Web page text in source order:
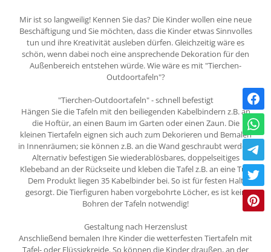
Mir ist so langweilig! Kennen Sie das? Die Kinder wollen eine neue
Beschäftigung und Sie möchten, dass die Kinder etwas Sinnvolles
tun und ihre Kreativität ausleben dürfen. Gleichzeitig wäre es
schön, wenn dabei noch eine ansprechende Dekoration für den
Außenbereich entstehen würde. Wie wäre es mit "Tierchen-
Outdoortafeln"?
"Tierchen-Outdoortafeln" - schnell befestigt
Hängen Sie die Tafeln mit den beiliegenden Kabelbindern z.B. an
die Hoftür, an einen Baum im Garten oder einen Zaun. Die
kleinen Tiertafeln eignen sich auch zum Dekorieren und Bemalen
in Innenräumen; sie können z.B. an die Wand geschraubt werden.
Alternativ befestigen Sie wiederablösbares, doppelseitiges
Klebeband an der Rückseite und kleben die Tafel z.B. an eine Tür.
Dem Produkt liegen 35 Kabelbinder bei. So ist für festen Halt
gesorgt. Die Tierfiguren haben vorgebohrte Löcher, es ist kein
Bohren der Tafeln notwendig!
Gestaltung nach Herzenslust
Anschließend bemalen Ihre Kinder die wetterfesten Tiertafeln mit
Tafel- oder Flüssigkreide. So können die Kinder draußen, an der